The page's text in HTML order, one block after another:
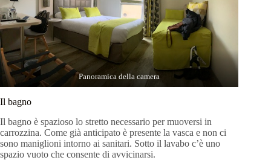
Panoramica della camera
Il bagno
Il bagno è spazioso lo stretto necessario per muoversi in
carrozzina. Come già anticipato è presente la vasca e non ci
sono maniglioni intorno ai sanitari. Sotto il lavabo c’è uno
spazio vuoto che consente di avvicinarsi.